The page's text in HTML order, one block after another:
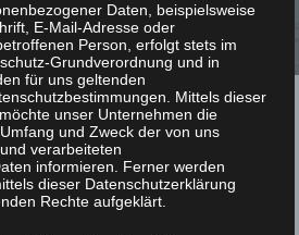
Daten, beispielsweise
E-Mail-Adresse oder
Person, erfolgt stets im
Grundverordnung und in
für uns geltenden
Mittels dieser
unser Unternehmen die
und Zweck der von uns
verarbeiteten
informieren. Ferner werden
dieser Datenschutzerklärung
Rechte aufgeklärt.